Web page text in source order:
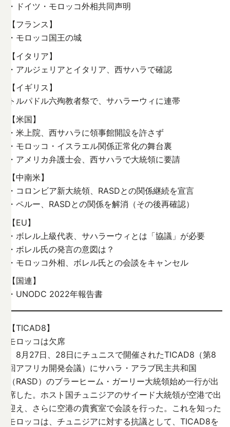
・ドイツ・モロッコ外相共同声明
【フランス】
・モロッコ国王の城
【イタリア】
・アルジェリアとイタリア、西サハラで確認
【イギリス】
トルパドル六殉教者祭で、サハラーウィに連帯
【米国】
・米上院、西サハラに領事館開設を許さず
・モロッコ・イスラエル関係正常化の舞台裏
・アメリカ弁護士会、西サハラで大統領に要請
【中南米】
・コロンビア新大統領、RASDとの関係継続を宣言
・ペルー、RASDとの関係を解消（その後再確認）
【EU】
・ボレル上級代表、サハラーウィとは「協議」が必要
・ボレル氏の発言の意図は？
・モロッコ外相、ボレル氏との会談をキャンセル
【国連】
・UNODC 2022年報告書
【TICAD8】
モロッコは欠席
8月27日、28日にチュニスで開催されたTICAD8（第8
回アフリカ開発会議）にサハラ・アラブ民主共和国
（RASD）のブラーヒーム・ガーリー大統領始め一行が出
席した。ホスト国チュニジアのサイード大統領が空港で出
迎え、さらに空港の貴賓室で会談を行った。これを知った
モロッコは、チュニジアに対する抗議として、TICAD8を